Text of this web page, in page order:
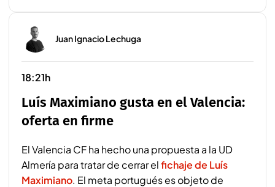
Juan Ignacio Lechuga
18:21h
Luís Maximiano gusta en el Valencia:
oferta en firme
El Valencia CF ha hecho una propuesta a la UD
Almería para tratar de cerrar elfichaje de Luís
Maximiano. El meta portugués es objeto de